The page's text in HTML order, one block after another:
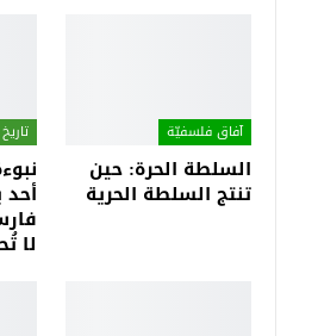
آفاق فلسفيّة‎
السلطة الحرة: حين
تنتج السلطة الحرية
تاريخ
لا